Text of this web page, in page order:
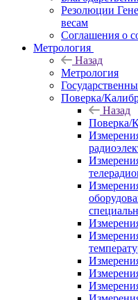
Резолюции
весам
Соглашения о
Метрология
Назад
Метрология
Поверка/
Назад
Поверка/